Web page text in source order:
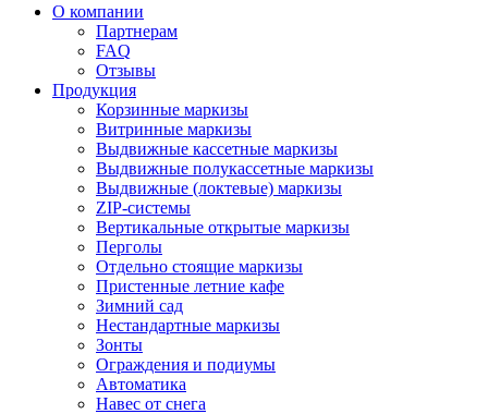
О компании
Партнерам
FAQ
Отзывы
Продукция
Корзинные маркизы
Витринные маркизы
Выдвижные кассетные маркизы
Выдвижные полукассетные маркизы
Выдвижные (локтевые) маркизы
ZIP-системы
Вертикальные открытые маркизы
Перголы
Отдельно стоящие маркизы
Пристенные летние кафе
Зимний сад
Нестандартные маркизы
Зонты
Ограждения и подиумы
Автоматика
Навес от снега